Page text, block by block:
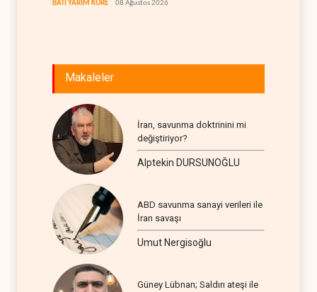
BATI YARIM KÜRE 08 Ağustos 2026
Makaleler
İran, savunma doktrinini mi
değiştiriyor?
Alptekin DURSUNOĞLU
ABD savunma sanayi verileri ile
İran savaşı
Umut Nergisoğlu
Güney Lübnan; Saldırı ateşi ile